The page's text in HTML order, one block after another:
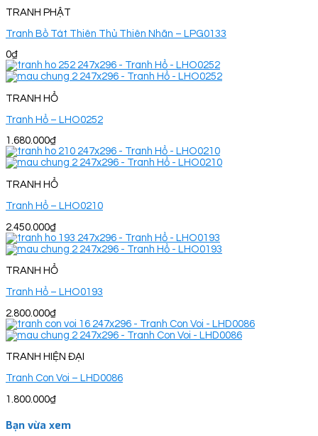
TRANH PHẬT
Tranh Bồ Tát Thiên Thủ Thiên Nhãn – LPG0133
0₫
TRANH HỔ
Tranh Hổ – LHO0252
1.680.000₫
TRANH HỔ
Tranh Hổ – LHO0210
2.450.000₫
TRANH HỔ
Tranh Hổ – LHO0193
2.800.000₫
TRANH HIỆN ĐẠI
Tranh Con Voi – LHD0086
1.800.000₫
Bạn vừa xem